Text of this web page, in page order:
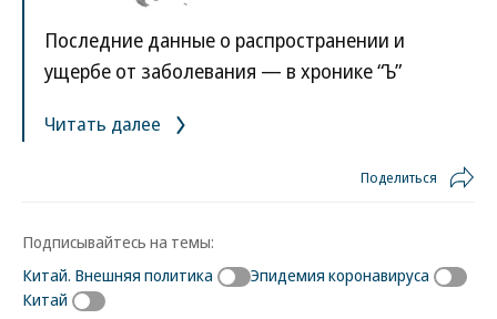
Последние данные о распространении и
ущербе от заболевания — в хронике “Ъ”
Читать далее
Поделиться
Подписывайтесь на темы:
Китай. Внешняя политика
Эпидемия коронавируса
Китай